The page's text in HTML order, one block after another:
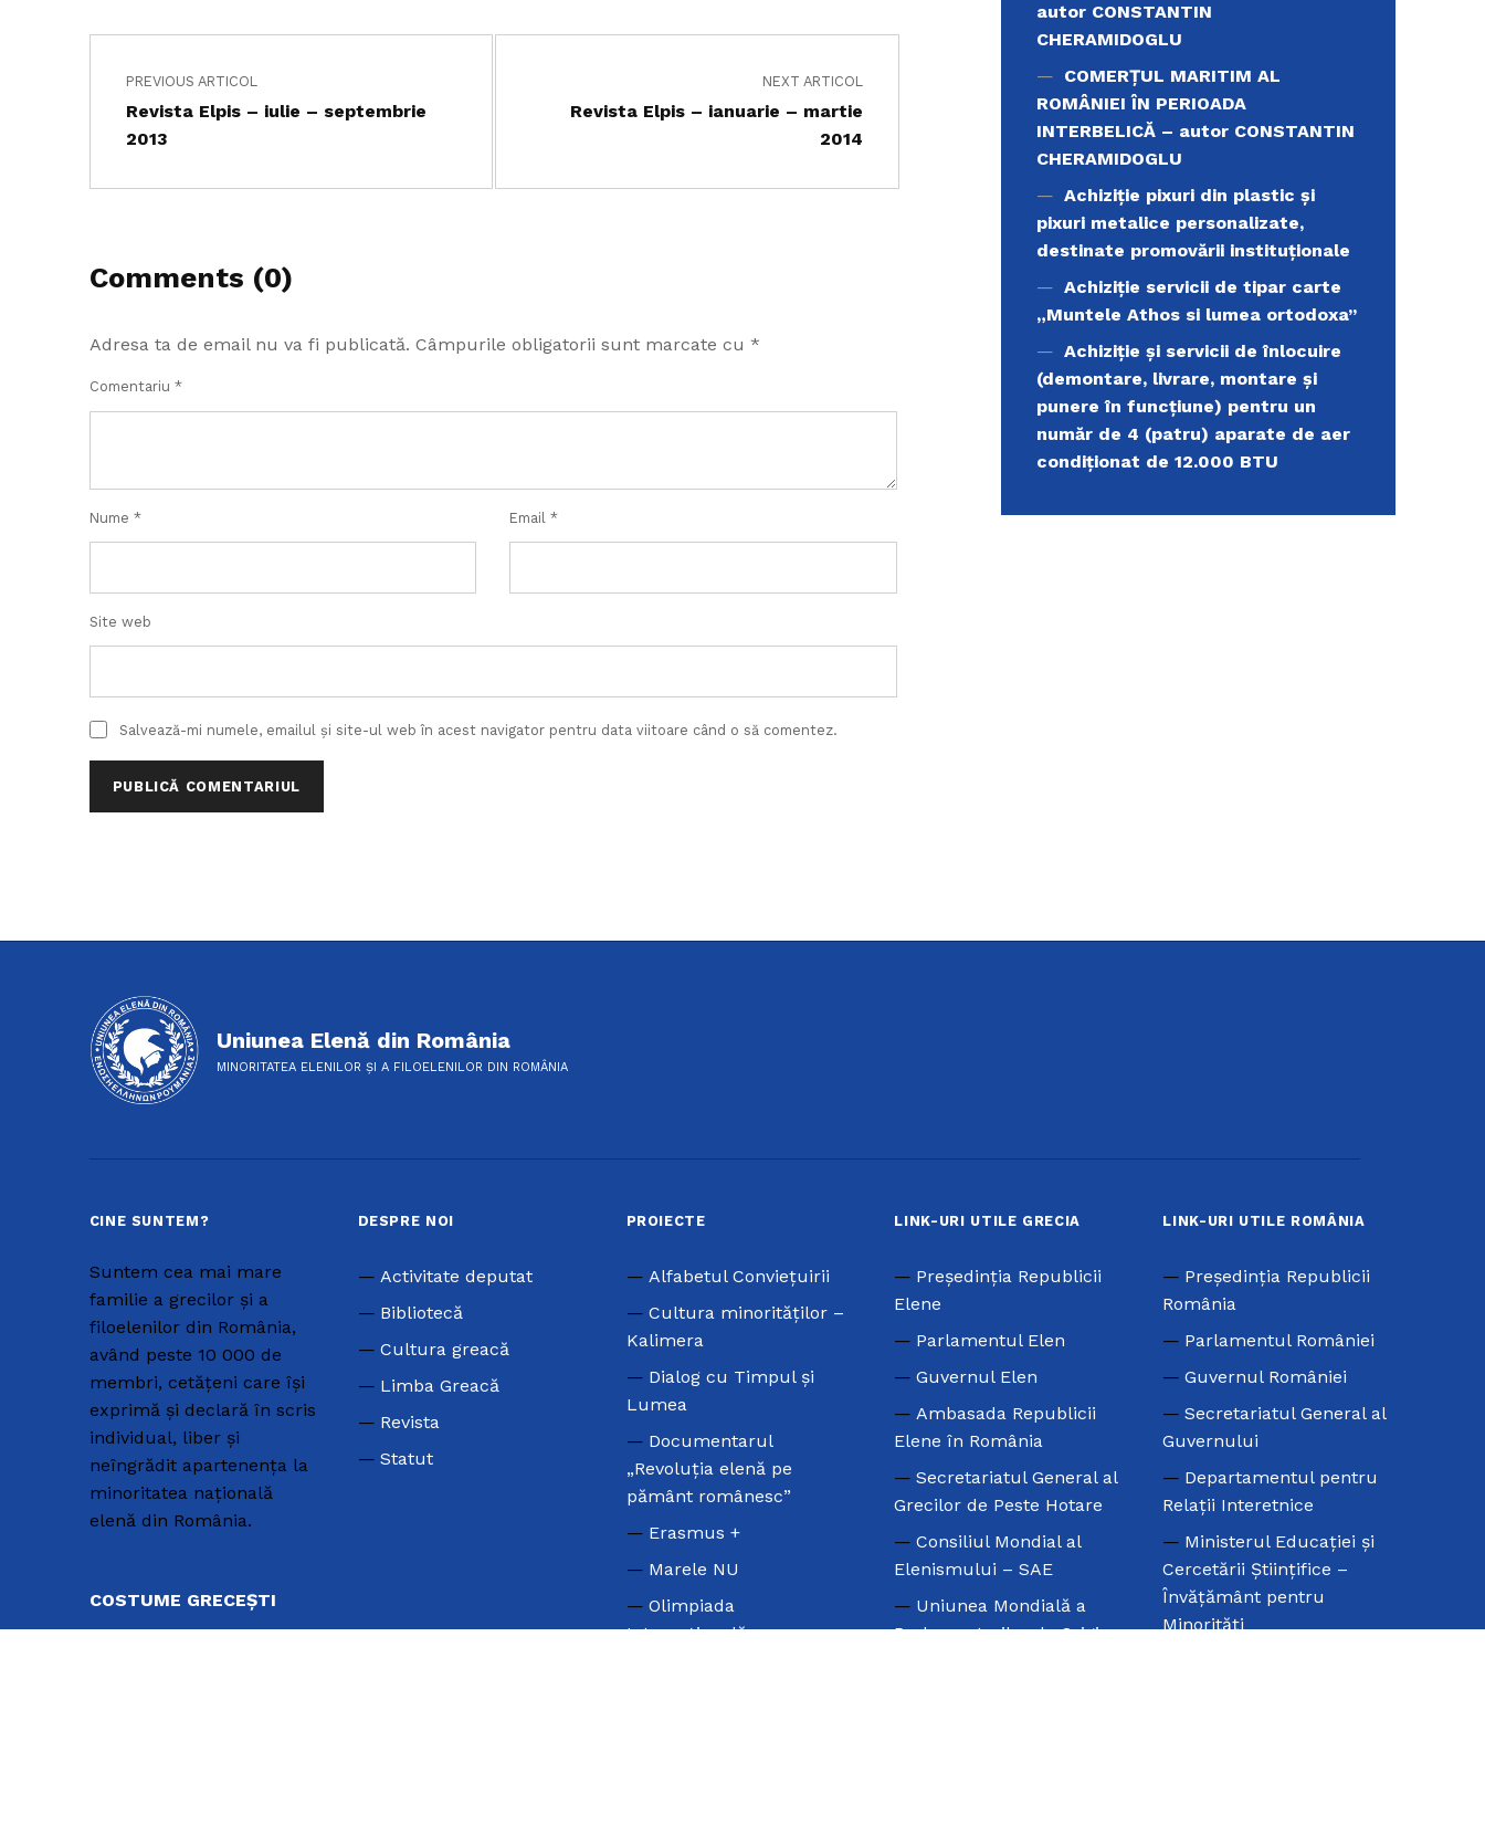
Skip back to main navigation
Navigare în articole
PREVIOUS ARTICOL
Revista Elpis – iulie – septembrie
2013
NEXT ARTICOL
Revista Elpis – ianuarie – martie
2014
Comments (0)
Adresa ta de email nu va fi publicată. Câmpurile obligatorii sunt marcate cu *
Comentariu *
Nume * Email *
Site web
Salvează-mi numele, emailul și site-ul web în acest navigator pentru data viitoare când o să comentez.
autor CONSTANTIN
CHERAMIDOGLU
COMERŢUL MARITIM AL
ROMÂNIEI ÎN PERIOADA
INTERBELICĂ – autor CONSTANTIN
CHERAMIDOGLU
Achiziţie pixuri din plastic și
pixuri metalice personalizate,
destinate promovării instituționale
Achiziție servicii de tipar carte
„Muntele Athos si lumea ortodoxa’’
Achiziție și servicii de înlocuire
(demontare, livrare, montare și
punere în funcțiune) pentru un
număr de 4 (patru) aparate de aer
condiționat de 12.000 BTU
Uniunea Elenă din România
MINORITATEA ELENILOR ȘI A FILOELENILOR DIN ROMÂNIA
CINE SUNTEM?
Suntem cea mai mare
familie a grecilor și a
filoelenilor din România,
având peste 10 000 de
membri, cetățeni care își
exprimă și declară în scris
individual, liber și
neîngrădit apartenența la
minoritatea națională
elenă din România.
COSTUME GRECEȘTI
DESPRE NOI
Activitate deputat
Bibliotecă
Cultura greacă
Limba Greacă
Revista
Statut
PROIECTE
Alfabetul Conviețuirii
Cultura minorităților –
Kalimera
Dialog cu Timpul și
Lumea
Documentarul
„Revoluția elenă pe
pământ românesc”
Erasmus +
Marele NU
Olimpiada
Internațională a
LINK-URI UTILE GRECIA
Preşedinţia Republicii
Elene
Parlamentul Elen
Guvernul Elen
Ambasada Republicii
Elene în România
Secretariatul General al
Grecilor de Peste Hotare
Consiliul Mondial al
Elenismului – SAE
Uniunea Mondială a
Parlamentarilor de Origine
LINK-URI UTILE ROMÂNIA
Preşedinţia Republicii
România
Parlamentul României
Guvernul României
Secretariatul General al
Guvernului
Departamentul pentru
Relaţii Interetnice
Ministerul Educaţiei şi
Cercetării Ştiinţifice –
Învăţământ pentru
Minorităţi